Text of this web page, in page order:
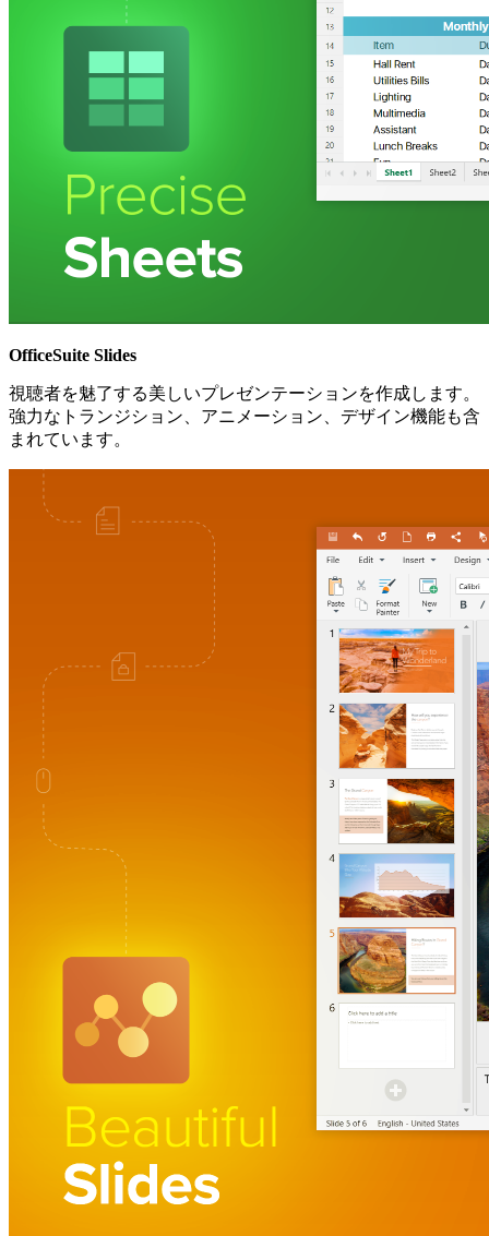
OfficeSuite Slides
視聴者を魅了する美しいプレゼンテーションを作成します。
強力なトランジション、アニメーション、デザイン機能も含
まれています。